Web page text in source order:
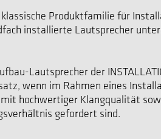
klassische Produktfamilie für
installierte Lautsprecher
Lautsprecher der
wenn im Rahmen eines
hochwertiger Klangqualität
gefordert sind.